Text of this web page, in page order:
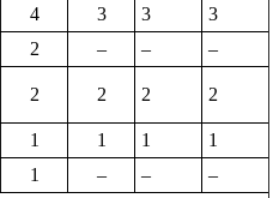
4 3 3
3
2 – –
–
2 2 2 2
1 1 1
1
1 – –
–